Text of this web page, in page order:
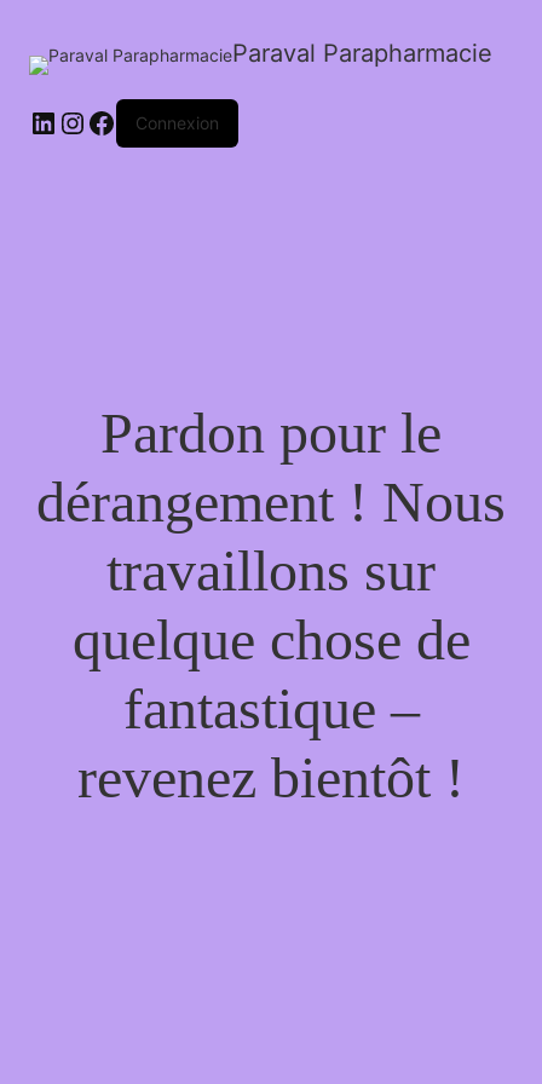
Paraval Parapharmacie
LinkedIn
Instagram
FacebookConnexion
Pardon pour le
dérangement ! Nous
travaillons sur
quelque chose de
fantastique –
revenez bientôt !